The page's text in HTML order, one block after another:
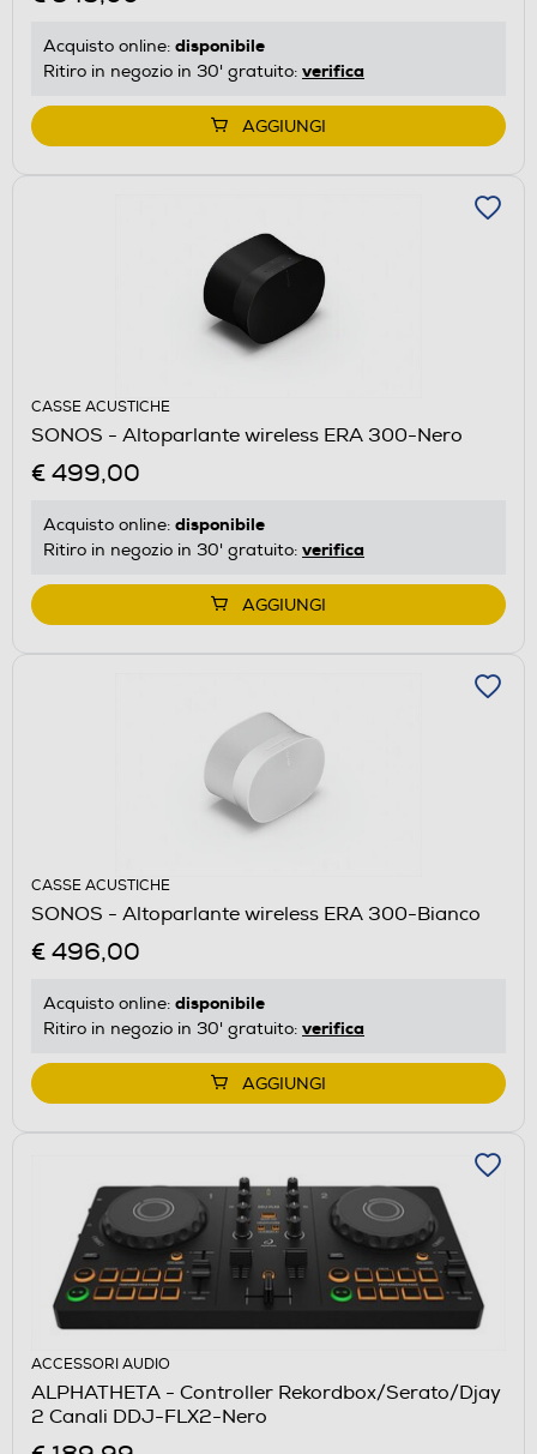
Acquisto online: disponibile
Ritiro in negozio in 30' gratuito: verifica
AGGIUNGI
CASSE ACUSTICHE
SONOS - Altoparlante wireless ERA 300-Nero
€ 499,00
Acquisto online: disponibile
Ritiro in negozio in 30' gratuito: verifica
AGGIUNGI
CASSE ACUSTICHE
SONOS - Altoparlante wireless ERA 300-Bianco
€ 496,00
Acquisto online: disponibile
Ritiro in negozio in 30' gratuito: verifica
AGGIUNGI
ACCESSORI AUDIO
ALPHATHETA - Controller Rekordbox/Serato/Djay
2 Canali DDJ-FLX2-Nero